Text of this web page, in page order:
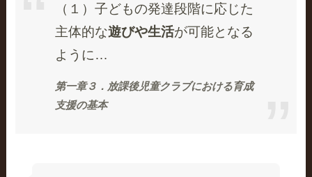
（１）子どもの発達段階に応じた
主体的な遊びや生活が可能となる
ように…
第一章３．放課後児童クラブにおける育成
支援の基本